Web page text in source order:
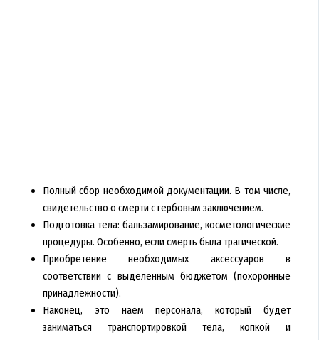
Полный сбор необходимой документации. В том числе,
свидетельство о смерти с гербовым заключением.
Подготовка тела: бальзамирование, косметологические
процедуры. Особенно, если смерть была трагической.
Приобретение необходимых аксессуаров в
соответствии с выделенным бюджетом (похоронные
принадлежности).
Наконец, это наем персонала, который будет
заниматься транспортировкой тела, копкой и